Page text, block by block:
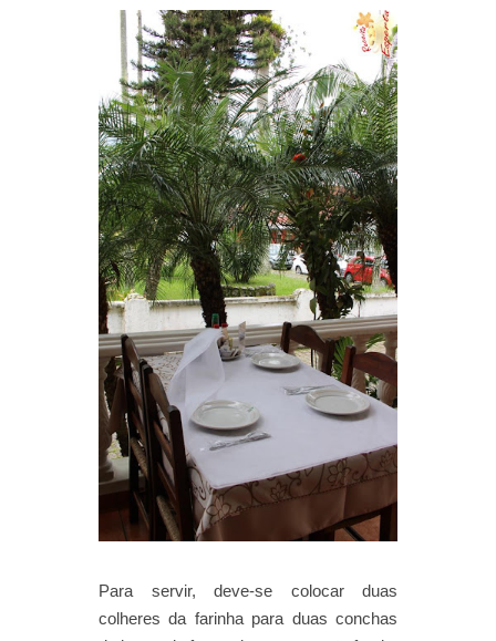
Para servir, deve-se colocar duas
colheres da farinha para duas conchas